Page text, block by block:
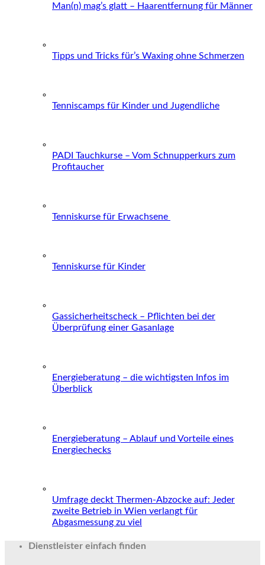
Man(n) mag’s glatt – Haarentfernung für Männer
Tipps und Tricks für’s Waxing ohne Schmerzen
Tenniscamps für Kinder und Jugendliche
PADI Tauchkurse – Vom Schnupperkurs zum
Profitaucher
Tenniskurse für Erwachsene
Tenniskurse für Kinder
Gassicherheitscheck – Pflichten bei der
Überprüfung einer Gasanlage
Energieberatung – die wichtigsten Infos im
Überblick
Energieberatung – Ablauf und Vorteile eines
Energiechecks
Umfrage deckt Thermen-Abzocke auf: Jeder
zweite Betrieb in Wien verlangt für
Abgasmessung zu viel
Dienstleister einfach finden